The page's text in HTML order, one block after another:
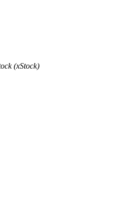
(xStock)